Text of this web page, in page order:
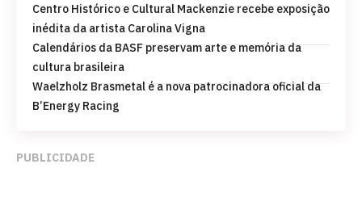
Centro Histórico e Cultural Mackenzie recebe exposição
inédita da artista Carolina Vigna
Calendários da BASF preservam arte e memória da
cultura brasileira
Waelzholz Brasmetal é a nova patrocinadora oficial da
B’Energy Racing
PUBLICIDADE